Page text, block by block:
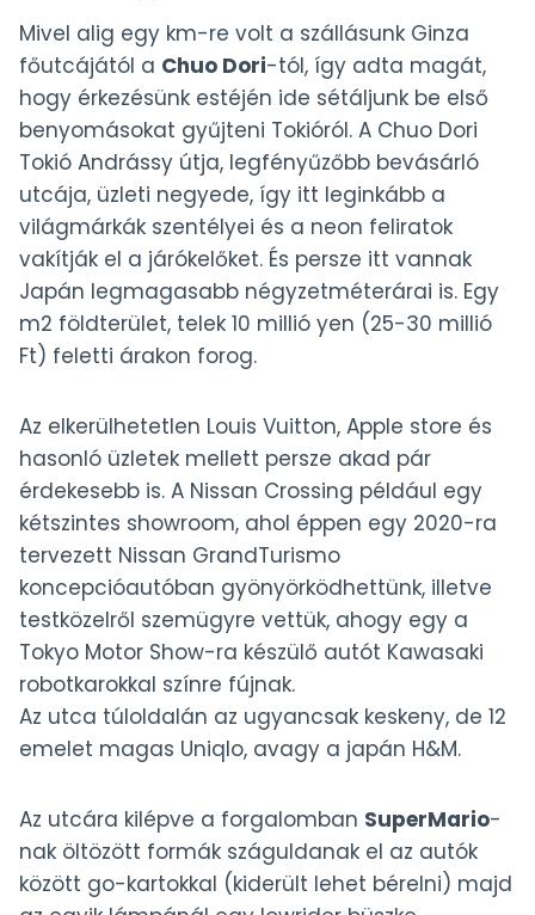
Mivel alig egy km-re volt a szállásunk Ginza
főutcájától a Chuo Dori-tól, így adta magát,
hogy érkezésünk estéjén ide sétáljunk be első
benyomásokat gyűjteni Tokióról. A Chuo Dori
Tokió Andrássy útja, legfényűzőbb bevásárló
utcája, üzleti negyede, így itt leginkább a
világmárkák szentélyei és a neon feliratok
vakítják el a járókelőket. És persze itt vannak
Japán legmagasabb négyzetméterárai is. Egy
m2 földterület, telek 10 millió yen (25-30 millió
Ft) feletti árakon forog.
Az elkerülhetetlen Louis Vuitton, Apple store és
hasonló üzletek mellett persze akad pár
érdekesebb is. A Nissan Crossing például egy
kétszintes showroom, ahol éppen egy 2020-ra
tervezett Nissan GrandTurismo
koncepcióautóban gyönyörködhettünk, illetve
testközelről szemügyre vettük, ahogy egy a
Tokyo Motor Show-ra készülő autót Kawasaki
robotkarokkal színre fújnak.
Az utca túloldalán az ugyancsak keskeny, de 12
emelet magas Uniqlo, avagy a japán H&M.
Az utcára kilépve a forgalomban SuperMario-
nak öltözött formák száguldanak el az autók
között go-kartokkal (kiderült lehet bérelni) majd